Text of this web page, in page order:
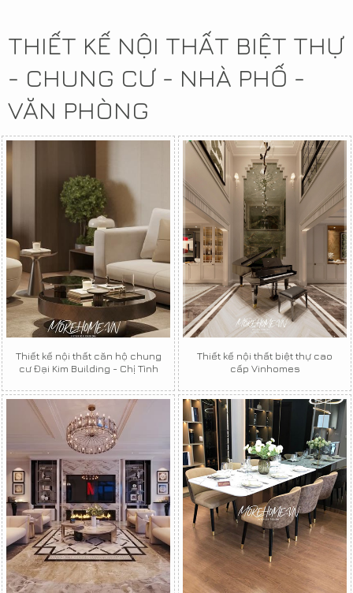
THIẾT KẾ NỘI THẤT BIỆT THỰ
- CHUNG CƯ - NHÀ PHỐ -
VĂN PHÒNG
Thiết kế nội thất căn hộ chung
cư Đại Kim Building - Chị Tình
Thiết kế nội thất biệt thự cao
cấp Vinhomes